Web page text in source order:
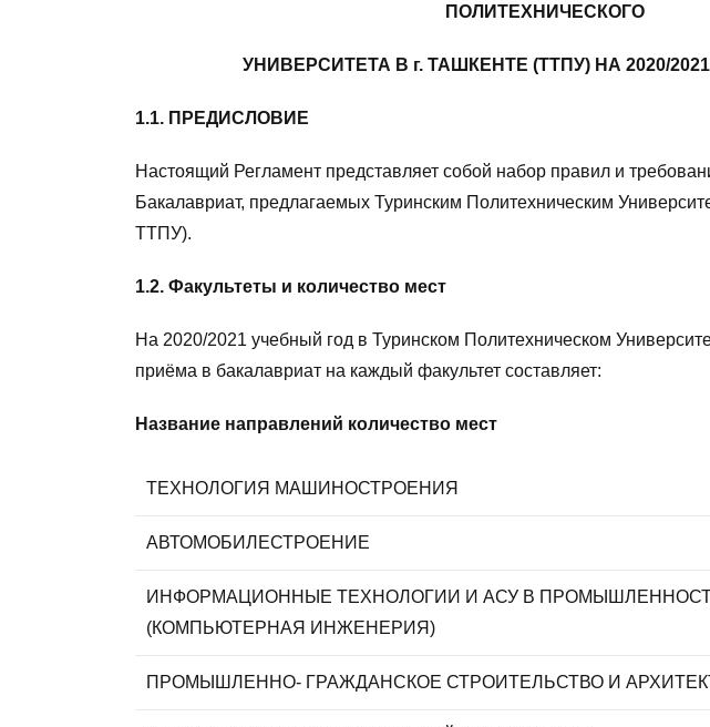
ПОЛИТЕХНИЧЕСКОГО
УНИВЕРСИТЕТА В г. ТАШКЕНТЕ (ТТПУ) НА 2020/
1.1. ПРЕДИСЛОВИЕ
Настоящий Регламент представляет собой набор правил и
Бакалавриат, предлагаемых Туринским Политехническим
ТТПУ).
1.2. Факультеты и количество мест
На 2020/2021 учебный год в Туринском Политехническом
приёма в бакалавриат на каждый факультет составляет:
Название направлений количество мест
ТЕХНОЛОГИЯ МАШИНОСТРОЕНИЯ
АВТОМОБИЛЕСТРОЕНИЕ
ИНФОРМАЦИОННЫЕ ТЕХНОЛОГИИ И АСУ В
(КОМПЬЮТЕРНАЯ ИНЖЕНЕРИЯ)
ПРОМЫШЛЕННО- ГРАЖДАНСКОЕ СТРОИТЕЛЬСТВО И